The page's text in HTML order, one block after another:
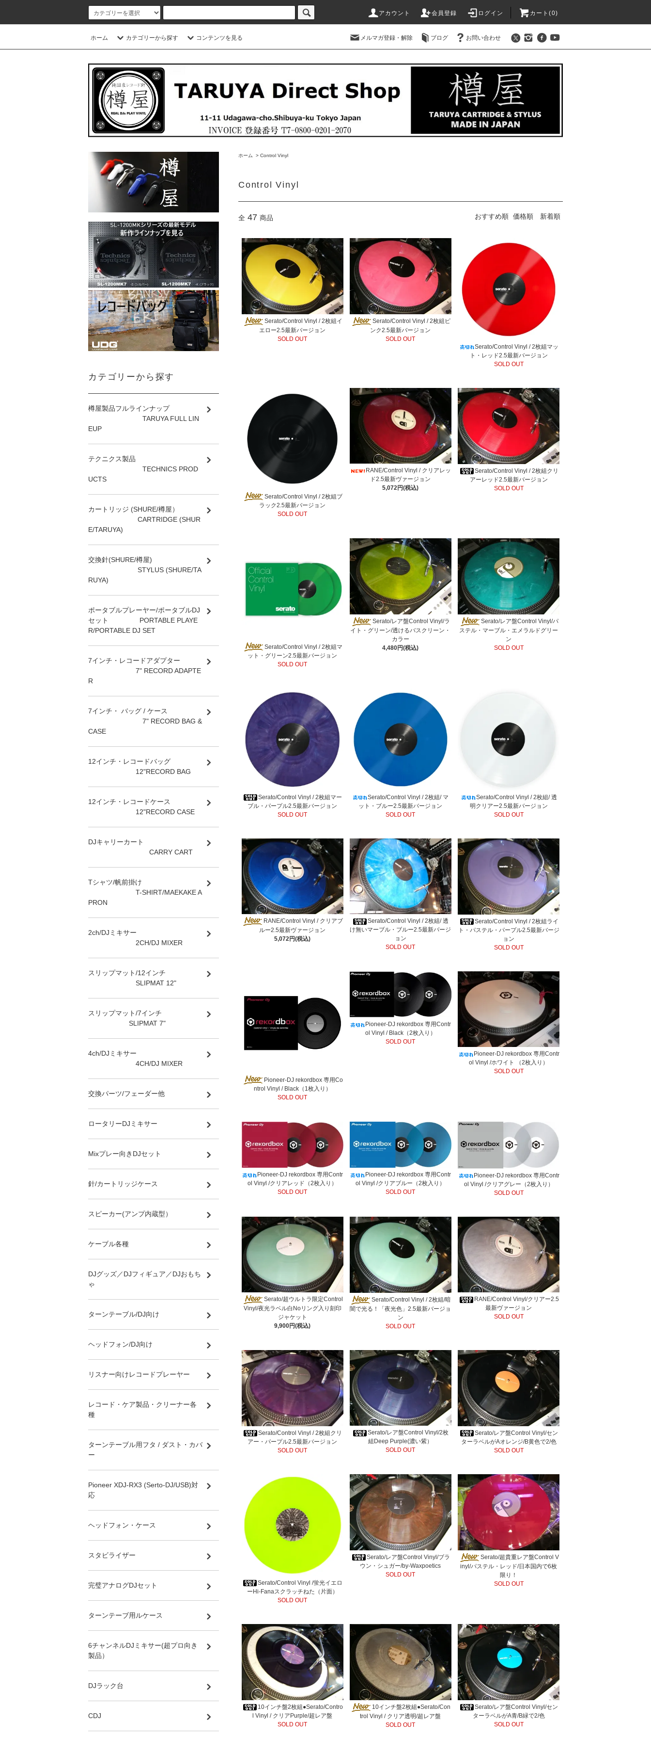
アカウント 会員登録 ログイン カート(0)
ホーム カテゴリーから探す コンテンツを見る メルマガ登録・解除 ブログ お問い合わせ
ホーム > Control Vinyl
Control Vinyl
全 47 商品 おすすめ順 価格順 新着順
Serato/Control Vinyl / 2枚組イ
エロー2.5最新バージョン
SOLD OUT
Serato/Control Vinyl / 2枚組ピ
ンク2.5最新バージョン
SOLD OUT
Serato/Control Vinyl / 2枚組マッ
ト・レッド2.5最新バージョン
SOLD OUT
Serato/Control Vinyl / 2枚組ブ
ラック2.5最新バージョン
SOLD OUT
RANE/Control Vinyl / クリアレッ
ド2.5最新ヴァージョン
5,072円(税込)
Serato/Control Vinyl / 2枚組クリ
アーレッド2.5最新バージョン
SOLD OUT
Serato/Control Vinyl / 2枚組マ
ット・グリーン2.5最新バージョン
SOLD OUT
Serato/レア盤Control Vinyl/ラ
イト・グリーン/透けるバスクリーン・
カラー
4,480円(税込)
Serato/レア盤Control Vinyl/パ
ステル・マーブル・エメラルドグリー
ン
SOLD OUT
Serato/Control Vinyl / 2枚組マー
ブル・パープル2.5最新バージョン
SOLD OUT
Serato/Control Vinyl / 2枚組/ マ
ット・ブルー2.5最新バージョン
SOLD OUT
Serato/Control Vinyl / 2枚組/ 透
明クリアー2.5最新バージョン
SOLD OUT
RANE/Control Vinyl / クリアブ
ルー2.5最新ヴァージョン
5,072円(税込)
Serato/Control Vinyl / 2枚組/ 透
け無いマーブル・ブルー2.5最新バージ
ョン
SOLD OUT
Serato/Control Vinyl / 2枚組ライ
ト・パステル・パープル2.5最新バージ
ョン
SOLD OUT
Pioneer-DJ rekordbox 専用Co
ntrol Vinyl / Black（1枚入り）
SOLD OUT
Pioneer-DJ rekordbox 専用Contr
ol Vinyl / Black（2枚入り）
SOLD OUT
Pioneer-DJ rekordbox 専用Contr
ol Vinyl /ホワイト （2枚入り）
SOLD OUT
Pioneer-DJ rekordbox 専用Contr
ol Vinyl /クリアレッド（2枚入り）
SOLD OUT
Pioneer-DJ rekordbox 専用Contr
ol Vinyl /クリアブルー（2枚入り）
SOLD OUT
Pioneer-DJ rekordbox 専用Contr
ol Vinyl /クリアグレー（2枚入り）
SOLD OUT
Serato/超ウルトラ限定Control
Vinyl/夜光ラベル白Noリング入り刻印
ジャケット
9,900円(税込)
Serato/Control Vinyl / 2枚組/暗
闇で光る！「夜光色」2.5最新バージョ
ン
SOLD OUT
RANE/Control Vinyl/クリアー2.5
最新ヴァージョン
SOLD OUT
Serato/Control Vinyl / 2枚組クリ
アー・パープル2.5最新バージョン
SOLD OUT
Serato/レア盤Control Vinyl/2枚
組Deep Purple(濃い紫）
SOLD OUT
Serato/レア盤Control Vinyl/セン
ターラベルがAオレンジ/B黄色で2/色
SOLD OUT
Serato/Control Vinyl /蛍光イエロ
ーHi-Fanaスクラッチねた（片面）
SOLD OUT
Serato/レア盤Control Vinyl/ブラ
ウン・シュガー/by-Waxpoetics
SOLD OUT
Serato/超貴重レア盤Control V
inyl/パステル・レッド/日本国内で6枚
限り！
SOLD OUT
10インチ盤2枚組●Serato/Contro
l Vinyl / クリアPurple/超レア盤
SOLD OUT
10インチ盤2枚組●Serato/Con
trol Vinyl / クリア透明/超レア盤
SOLD OUT
Serato/レア盤Control Vinyl/セン
ターラベルがA青/B緑で2/色
SOLD OUT
カテゴリーから探す
樽屋製品フルラインナップ
TARUYA FULL LIN
EUP
テクニクス製品
TECHNICS PROD
UCTS
カートリッジ (SHURE/樽屋）
CARTRIDGE (SHUR
E/TARUYA)
交換針(SHURE/樽屋)
STYLUS (SHURE/TA
RUYA)
ポータブルプレーヤー/ポータブルDJ
セット PORTABLE PLAYE
R/PORTABLE DJ SET
7インチ・レコードアダプター
7" RECORD ADAPTE
R
7インチ・ バッグ / ケース
7" RECORD BAG &
CASE
12インチ・レコードバッグ
12"RECORD BAG
12インチ・レコードケース
12"RECORD CASE
DJキャリーカート
CARRY CART
Tシャツ/帆前掛け
T-SHIRT/MAEKAKE A
PRON
2ch/DJミキサー
2CH/DJ MIXER
スリップマット/12インチ
SLIPMAT 12"
スリップマット/7インチ
SLIPMAT 7"
4ch/DJミキサー
4CH/DJ MIXER
交換パーツ/フェーダー他
ロータリーDJミキサー
Mixプレー向きDJセット
針/カートリッジケース
スピーカー(アンプ内蔵型）
ケーブル各種
DJグッズ／DJフィギュア／DJおもち
ゃ
ターンテーブル/DJ向け
ヘッドフォン/DJ向け
リスナー向けレコードプレーヤー
レコード・ケア製品・クリーナー各
種
ターンテーブル用フタ / ダスト・カバ
ー
Pioneer XDJ-RX3 (Serto-DJ/USB)対
応
ヘッドフォン・ケース
スタビライザー
完璧アナログDJセット
ターンテーブ用ルケース
6チャンネルDJミキサー(超プロ向き
製品）
DJラック台
CDJ